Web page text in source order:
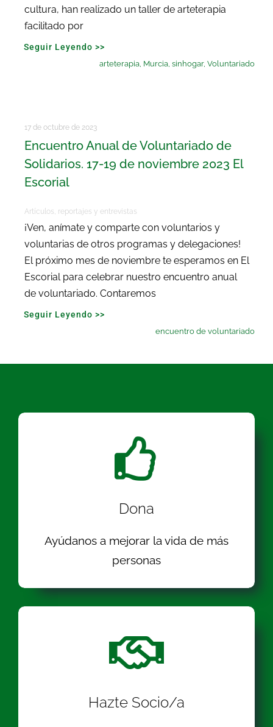
cultura, han realizado un taller de arteterapia
facilitado por
Seguir Leyendo >>
arteterapia, Murcia,sinhogar,Voluntariado
17 de octubre de 2023
Encuentro Anual de Voluntariado de
Solidarios. 17-19 de noviembre 2023 El
Escorial
Artículos, reportajes y entrevistas
¡Ven, anímate y comparte con voluntarios y
voluntarias de otros programas y delegaciones!
El próximo mes de noviembre te esperamos en El
Escorial para celebrar nuestro encuentro anual
de voluntariado. Contaremos
Seguir Leyendo >>
encuentro de voluntariado
Dona
Ayúdanos a mejorar la vida de más
personas
Hazte Socio/a